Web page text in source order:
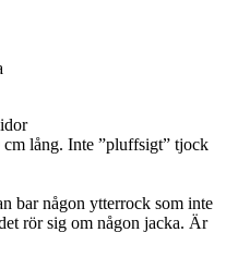
lång. Inte ”pluffsigt” tjock
bar någon ytterrock som inte
rör sig om någon jacka. Är